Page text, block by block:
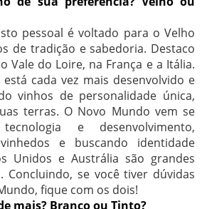
pessoal é voltado para o Velho
de tradição e sabedoria. Destaco
Vale do Loire, na França e a Itália.
cada vez mais desenvolvido e
vinhos de personalidade única,
terras. O Novo Mundo vem se
e desenvolvimento,
e buscando identidade
Unidos e Austrália são grandes
Concluindo, se você tiver dúvidas
fique com os dois!
mais? Branco ou Tinto?